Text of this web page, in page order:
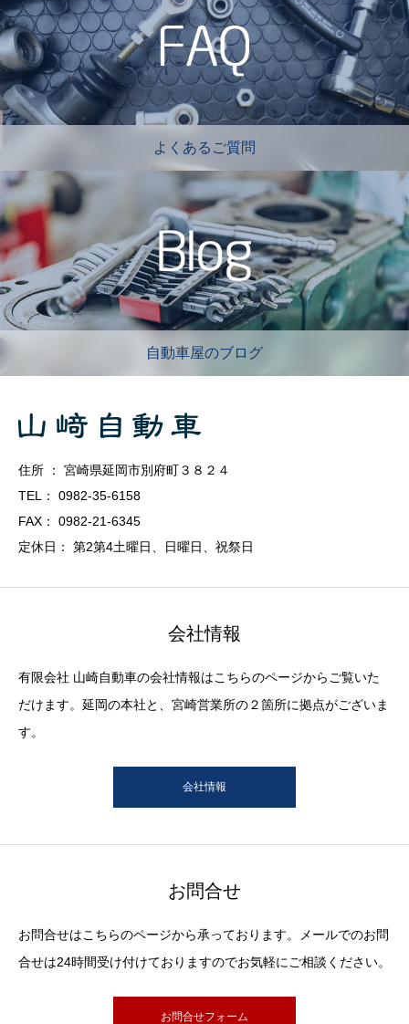
よくあるご質問
自動車屋のブログ
住所 ： 宮崎県延岡市別府町３８２４
TEL： 0982-35-6158
FAX： 0982-21-6345
定休日： 第2第4土曜日、日曜日、祝祭日
会社情報
有限会社 山崎自動車の会社情報はこちらのページからご覧いた
だけます。延岡の本社と、宮崎営業所の２箇所に拠点がございま
す。
会社情報
お問合せ
お問合せはこちらのページから承っております。メールでのお問
合せは24時間受け付けておりますのでお気軽にご相談ください。
お問合せフォーム